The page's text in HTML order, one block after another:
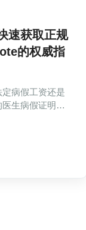
速获取正规
的权威指
病假工资还是
生病假证明都
全科医生获
繁琐的痛点。
务提供了合